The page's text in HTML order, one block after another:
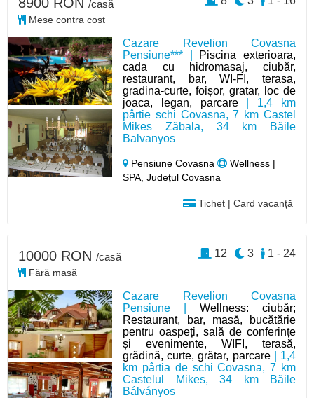
Cazare Revelion Covasna
Pensiune*** | Piscina exterioara,
cada cu hidromasaj, ciubăr,
restaurant, bar, WI-FI, terasa,
gradina-curte, foișor, gratar, loc de
joaca, legan, parcare| 1,4 km
pârtie schi Covasna, 7 km Castel
Mikes Zăbala, 34 km Băile
Balvanyos
Pensiune Covasna
Wellness |
SPA, Județul Covasna
Tichet | Card vacanță
/casă
Mese contra cost
Cazare Revelion Covasna
Pensiune |Wellness: ciubăr;
Restaurant, bar, masă, bucătărie
pentru oaspeți, sală de conferințe
și evenimente, WIFI, terasă,
grădină, curte, grătar, parcare| 1,4
km pârtia de schi Covasna, 7 km
Castelul Mikes, 34 km Băile
Bálványos
10000 RON /casă
Fără masă
1 - 24
3
12